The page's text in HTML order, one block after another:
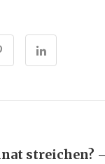
streichen?